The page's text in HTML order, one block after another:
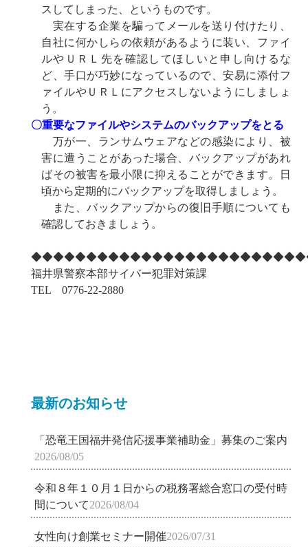
スしてしまった、というものです。
実在する企業を騙ってメールを送り付けたり、
自社に何かしらの依頼があるように装い、ファイ
ルやＵＲＬ先を確認してほしいと申し向けるな
ど、手口が巧妙になっているので、安易に添付フ
ァイルやＵＲＬにアクセスしないようにしましょ
う。
〇重要なファイルやシステムのバックアップをとる
万が一、ランサムウェアなどの感染により、被
害に遭うことがあった場合、バックアップがあれ
ばその被害を最小限に抑えることができます。日
頃から定期的にバックアップを取得しましょう。
また、バックアップからの復旧手順についても
確認しておきましょう。
福井県警察本部サイバー犯罪対策課
TEL 0776-22-2880
最新のお知らせ
「恐竜王国福井発信応援事業補助金」募集のご案内
2026/08/05
令和８年１０月１日からの税務署総合窓口の受付時
間について2026/08/04
女性向け創業セミナー開催2026/07/31